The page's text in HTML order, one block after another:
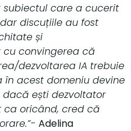
subiectul care a cucerit
discuțiile au fost
și
cu convingerea că
dezvoltarea IA trebuie
în acest domeniu devine
ești dezvoltator
ca oricând, cred că
Adelina